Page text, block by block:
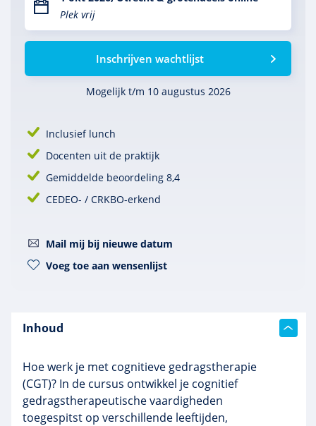
Plek vrij
Inschrijven wachtlijst
Mogelijk t/m 10 augustus 2026
Inclusief lunch
Docenten uit de praktijk
Gemiddelde beoordeling 8,4
CEDEO- / CRKBO-erkend
Mail mij bij nieuwe datum
Voeg toe aan wensenlijst
Inhoud
Hoe werk je met cognitieve gedragstherapie
(CGT)? In de cursus ontwikkel je cognitief
gedragstherapeutische vaardigheden
toegespitst op verschillende leeftijden,